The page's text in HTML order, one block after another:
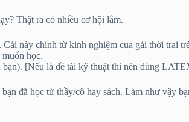
Thật ra có nhiều cơ hội lắm.
này chính từ kinh nghiệm cua gái thời trai
học.
bạn). [Nếu là đề tài kỹ thuật thì nên dùng
đã học từ thầy/cô hay sách. Làm như vậy